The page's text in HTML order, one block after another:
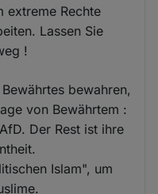
extreme Rechte
Lassen Sie
!
bewahren,
von Bewährtem :
Der Rest ist ihre
Islam", um